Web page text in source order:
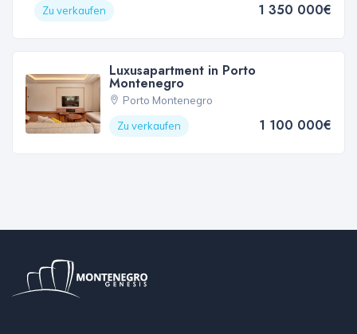
Zu verkaufen
1 350 000€
Luxusapartment in Porto
Montenegro
Porto Montenegro
Zu verkaufen
1 100 000€